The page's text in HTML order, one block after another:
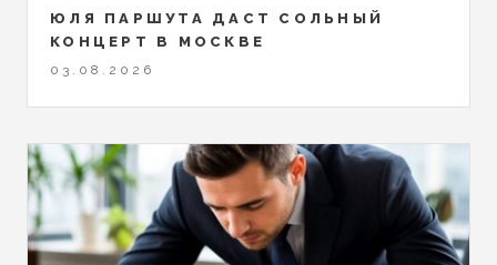
ЮЛЯ ПАРШУТА ДАСТ СОЛЬНЫЙ
КОНЦЕРТ В МОСКВЕ
03.08.2026